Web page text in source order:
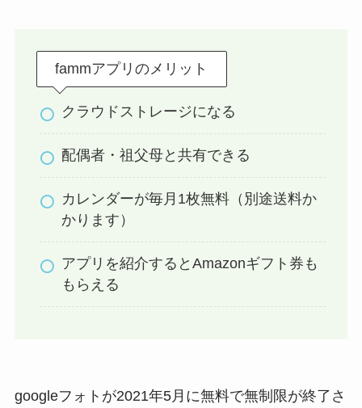
fammアプリのメリット
クラウドストレージになる
配偶者・祖父母と共有できる
カレンダーが毎月1枚無料（別途送料か
かります）
アプリを紹介するとAmazonギフト券も
もらえる
googleフォトが2021年5月に無料で無制限が終了さ